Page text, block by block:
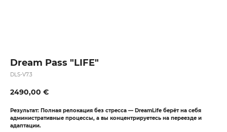
Dream Pass "LIFE"
DLS-V7.3
2490,00 €
Результат: Полная релокация без стресса — DreamLife берёт на себя
административные процессы, а вы концентрируетесь на переезде и
адаптации.